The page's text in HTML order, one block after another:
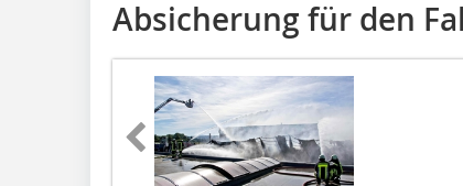
Absicherung für den